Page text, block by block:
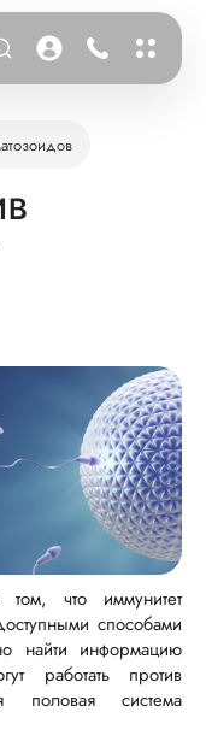
что иммунитет
способами
найти информацию
работать против
половая система